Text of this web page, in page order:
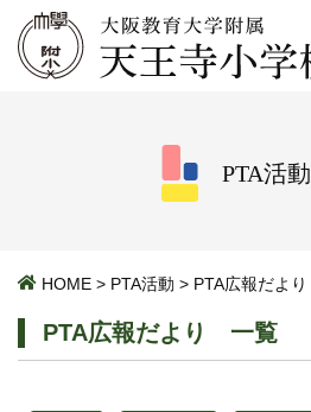
PTA活動
HOME > PTA活動 > PTA広報だより
PTA広報だより 一覧